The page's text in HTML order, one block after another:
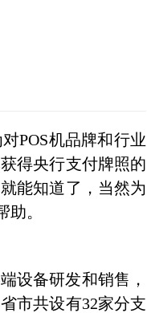
POS机品牌和行业
得央行支付牌照的
能知道了，当然为
。
设备研发和销售，
市共设有32家分支